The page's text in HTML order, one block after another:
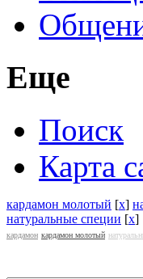
Еще
Поиск
Карта
кардамон молотый [x]
натуральные специи [x]
кардамон кардамон молотый